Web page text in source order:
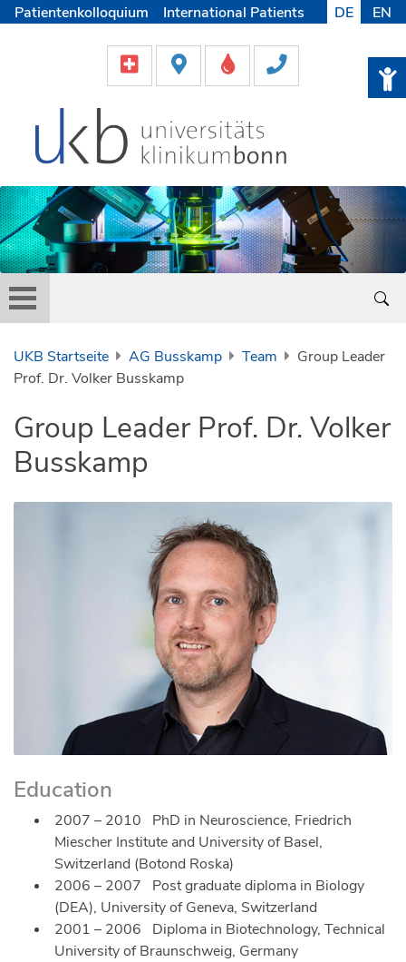
Patientenkolloquium
International Patients
Helfen & Spenden
Medien
DE EN
UKB Startseite AG Busskamp Team
Group Leader
Prof. Dr. Volker Busskamp
Group Leader Prof. Dr. Volker
Busskamp
Education
2007 – 2010 PhD in Neuroscience, Friedrich
Miescher Institute and University of Basel,
Switzerland (Botond Roska)
2006 – 2007 Post graduate diploma in Biology
(DEA), University of Geneva, Switzerland
2001 – 2006 Diploma in Biotechnology, Technical
University of Braunschweig, Germany